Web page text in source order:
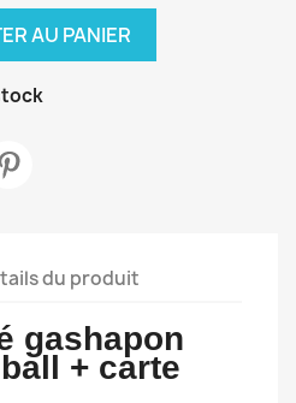
AU PANIER
du produit
gashapon
+ carte